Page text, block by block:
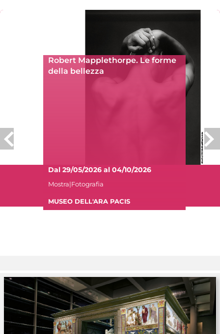
Robert Mapplethorpe. Le forme
della bellezza
Dal 29/05/2026 al 04/10/2026
Mostra|Fotografia
MUSEO DELL'ARA PACIS